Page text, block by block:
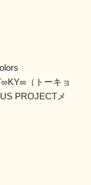
（トーキョ
PROJECT メ